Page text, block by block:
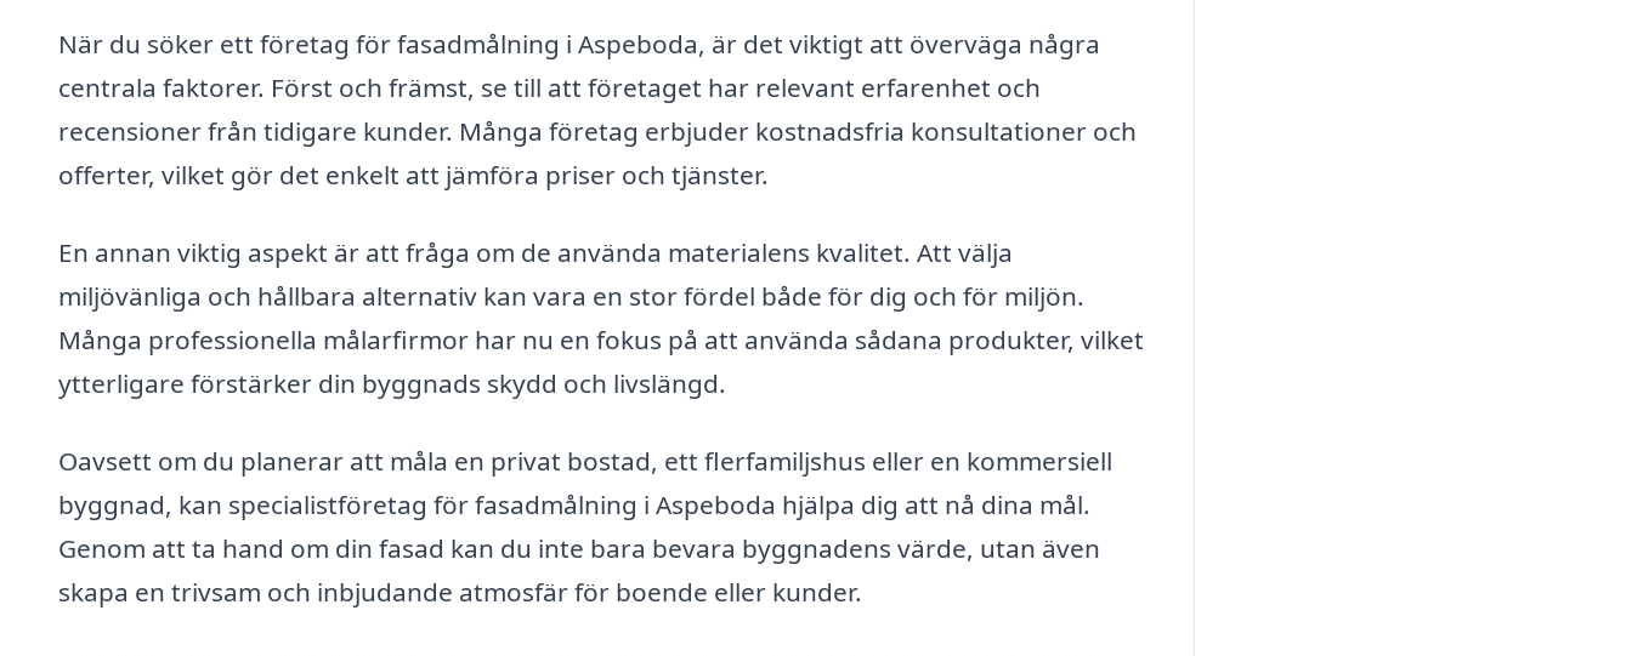
När du söker ett företag för fasadmålning i Aspeboda, är det viktigt att överväga några
centrala faktorer. Först och främst, se till att företaget har relevant erfarenhet och
recensioner från tidigare kunder. Många företag erbjuder kostnadsfria konsultationer och
offerter, vilket gör det enkelt att jämföra priser och tjänster.
En annan viktig aspekt är att fråga om de använda materialens kvalitet. Att välja
miljövänliga och hållbara alternativ kan vara en stor fördel både för dig och för miljön.
Många professionella målarfirmor har nu en fokus på att använda sådana produkter, vilket
ytterligare förstärker din byggnads skydd och livslängd.
Oavsett om du planerar att måla en privat bostad, ett flerfamiljshus eller en kommersiell
byggnad, kan specialistföretag för fasadmålning i Aspeboda hjälpa dig att nå dina mål.
Genom att ta hand om din fasad kan du inte bara bevara byggnadens värde, utan även
skapa en trivsam och inbjudande atmosfär för boende eller kunder.